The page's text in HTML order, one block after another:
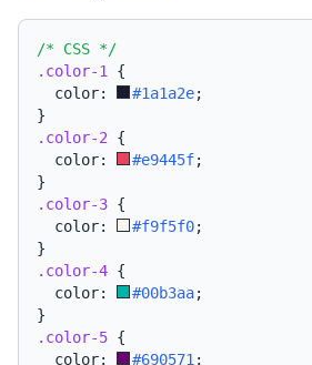
/* CSS */
.color-1
{
  color:
#1a1a2e;
}
.color-2 {
  color:
#e9445f;
}
.color-3 {
  color:
#f9f5f0;
}
.color-4 {
  color:
#00b3aa;
}
.color-5 {
  color:
#690571 ;